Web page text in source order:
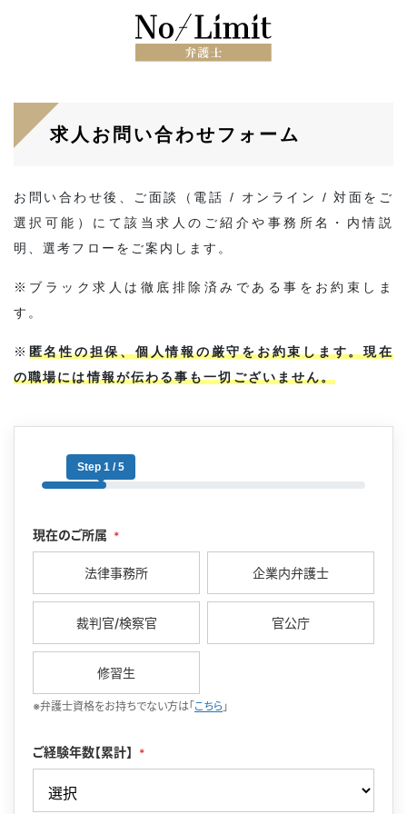
求人お問い合わせフォーム
お問い合わせ後、ご面談（電話 / オンライン / 対面をご
選択可能）にて該当求人のご紹介や事務所名・内情説
明、選考フローをご案内します。
※ブラック求人は徹底排除済みである事をお約束しま
す。
※ 匿名性の担保、個人情報の厳守をお約束します。現在
の職場には情報が伝わる事も一切ございません。
Step 1 / 5
現在のご所属 *
法律事務所 企業内弁護士
裁判官/検察官 官公庁
修習生
※弁護士資格をお持ちでない方は「 こちら 」
ご経験年数【累計】 *